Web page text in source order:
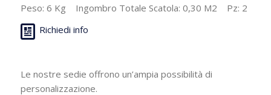
Peso: 6 Kg Ingombro Totale Scatola: 0,30 M2 Pz: 2
Richiedi info
Le nostre sedie offrono un’ampia possibilità di
personalizzazione.